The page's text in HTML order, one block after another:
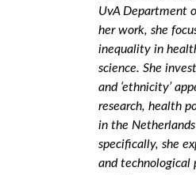
UvA Department
her work, she
inequality in
science. She
and ‘ethnicity’
research, health
in the
specifically, she
and technological